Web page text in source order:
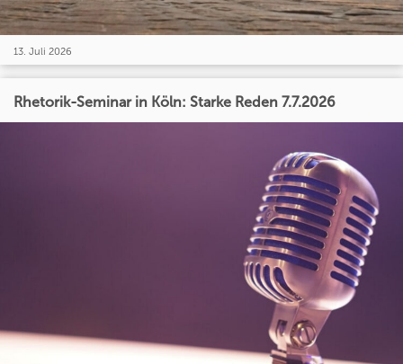
13. Juli 2026
Rhetorik-Seminar in Köln: Starke Reden 7.7.2026